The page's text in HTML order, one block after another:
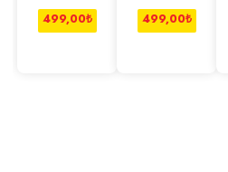
Ayarlanabilir
Dizüstü B
499,00₺ Siyah
499,00₺